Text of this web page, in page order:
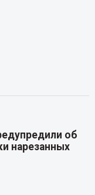
об
нарезанных